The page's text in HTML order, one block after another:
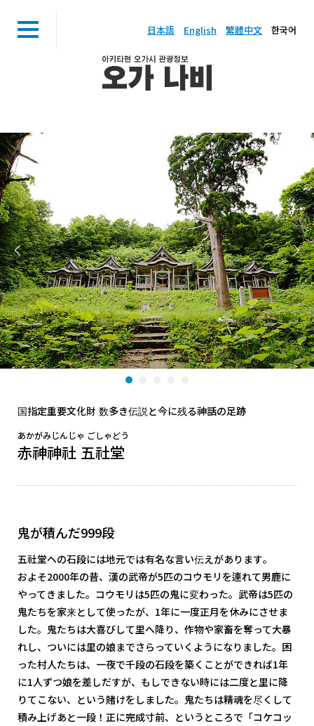
日本語 English 繁體中文 한국어
国指定重要文化財 数多き伝説と今に残る神話の足跡
あかがみじんじゃ ごしゃどう
赤神神社 五社堂
鬼が積んだ999段
五社堂への石段には地元では有名な言い伝えがあります。
およそ2000年の昔、漢の武帝が5匹のコウモリを連れて男鹿に
やってきました。コウモリは5匹の鬼に変わった。武帝は5匹の
鬼たちを家来として使ったが、1年に一度正月を休みにさせま
した。鬼たちは大喜びして里へ降り、作物や家畜を奪って大暴
れし、ついには里の娘までさらっていくようになりました。困
った村人たちは、一夜で千段の石段を築くことができれば1年
に1人ずつ娘を差しだすが、もしできない時には二度と里に降
りてこない、という賭けをしました。鬼たちは精魂を尽くして
積み上げあと一段！正に完成寸前、というところで「コケコッ